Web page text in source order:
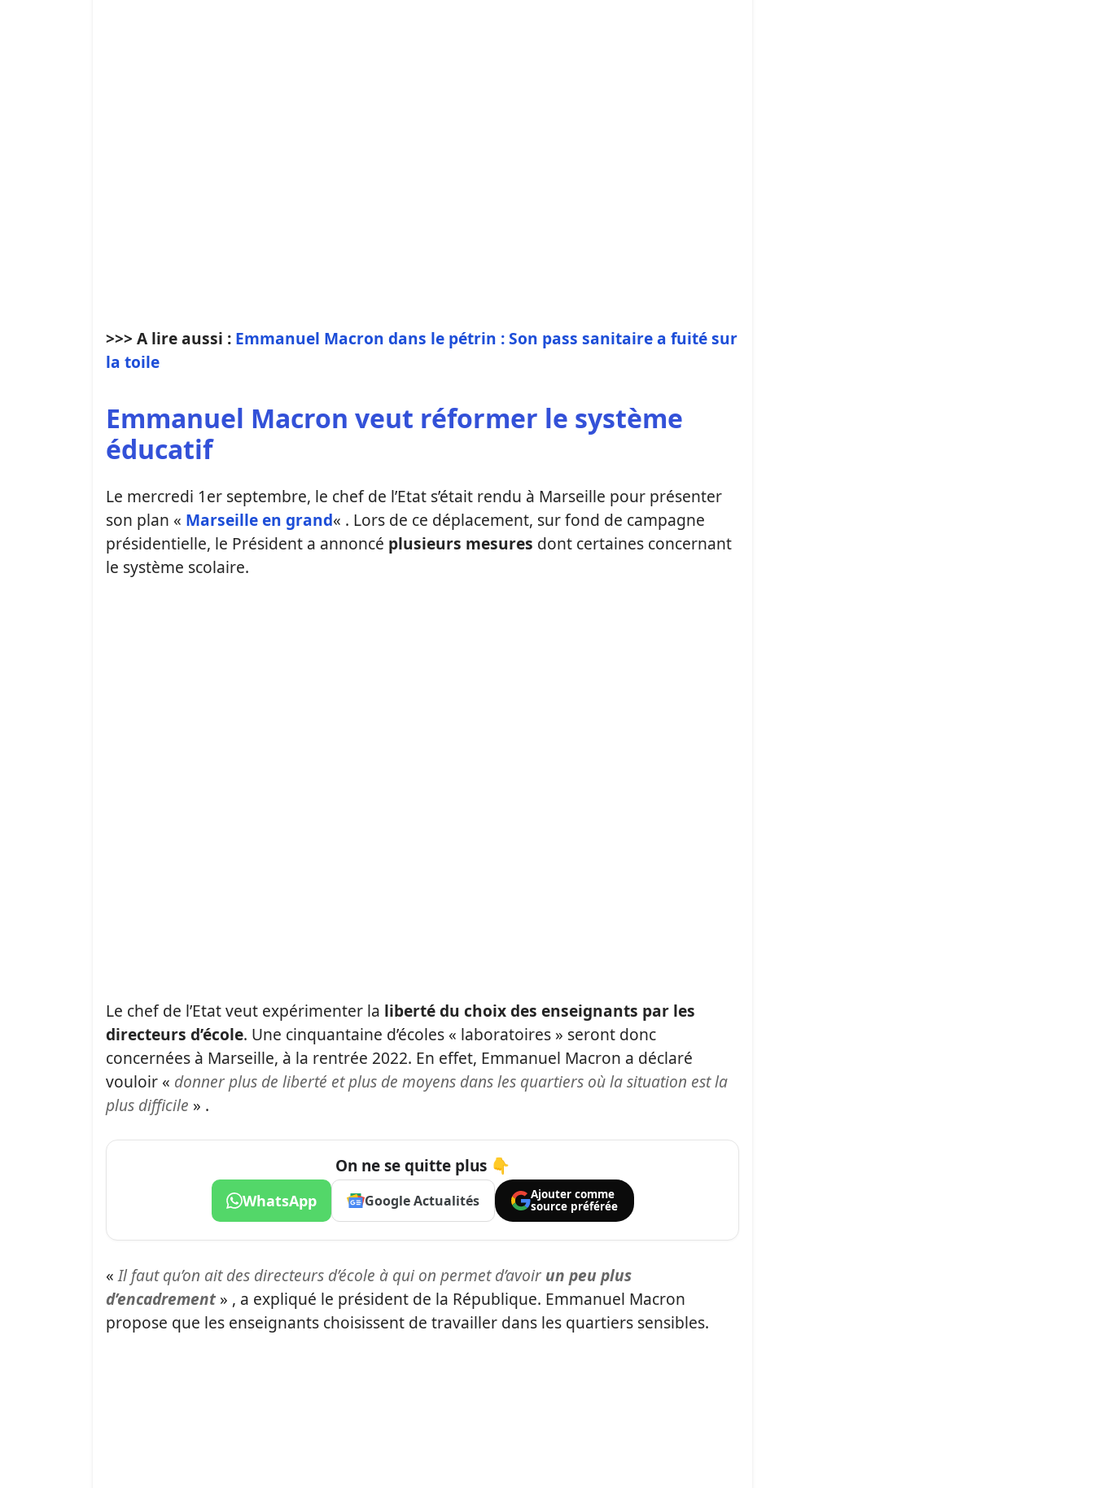
>>> A lire aussi : Emmanuel Macron dans le pétrin : Son pass sanitaire a fuité sur
la toile
Emmanuel Macron veut réformer le système
éducatif
Le mercredi 1er septembre, le chef de l’Etat s’était rendu à Marseille pour présenter
son plan « Marseille en grand« . Lors de ce déplacement, sur fond de campagne
présidentielle, le Président a annoncé plusieurs mesures dont certaines concernant
le système scolaire.
Le chef de l’Etat veut expérimenter la liberté du choix des enseignants par les
directeurs d’école. Une cinquantaine d’écoles « laboratoires » seront donc
concernées à Marseille, à la rentrée 2022. En effet, Emmanuel Macron a déclaré
vouloir « donner plus de liberté et plus de moyens dans les quartiers où la situation est la
plus difficile » .
On ne se quitte plus 👇
WhatsApp Google Actualités
Ajouter comme
source préférée
«Il faut qu’on ait des directeurs d’école à qui on permet d’avoir un peu plus
d’encadrement » , a expliqué le président de la République. Emmanuel Macron
propose que les enseignants choisissent de travailler dans les quartiers sensibles.